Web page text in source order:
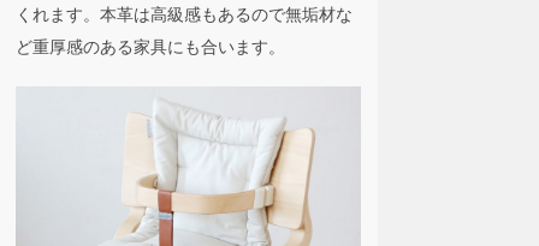
くれます。本革は高級感もあるので無垢材な
ど重厚感のある家具にも合います。